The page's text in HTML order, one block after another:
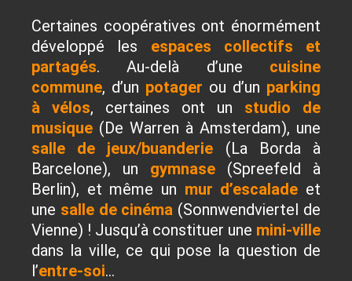
Certaines coopératives ont énormément
développé les espaces collectifs et
partagés. Au-delà d’une cuisine
commune, d’un potager ou d’un parking
à vélos, certaines ont un studio de
musique (De Warren à Amsterdam), une
salle de jeux/buanderie (La Borda à
Barcelone), un gymnase (Spreefeld à
Berlin), et même un mur d’escalade et
une salle de cinéma (Sonnwendviertel de
Vienne) ! Jusqu’à constituer une mini-ville
dans la ville, ce qui pose la question de
l’entre-soi…